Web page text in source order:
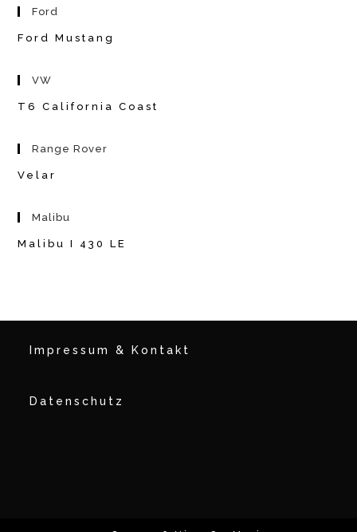
Ford
Ford Mustang
VW
T6 California Coast
Range Rover
Velar
Malibu
Malibu I 430 LE
Impressum & Kontakt
Datenschutz